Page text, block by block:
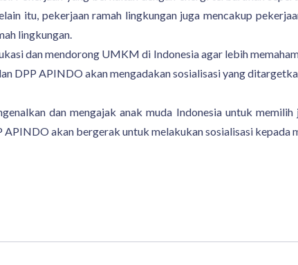
itu, pekerjaan ramah lingkungan juga mencakup
lingkungan.
dan mendorong UMKM di Indonesia agar lebih
DPP APINDO akan mengadakan sosialisasi yang
dan mengajak anak muda Indonesia untuk
akan bergerak untuk melakukan sosialisasi kepada